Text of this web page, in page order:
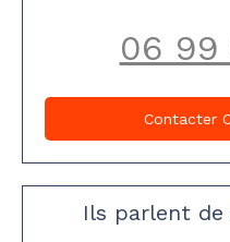
06 99
Contacter
Ils parlent de